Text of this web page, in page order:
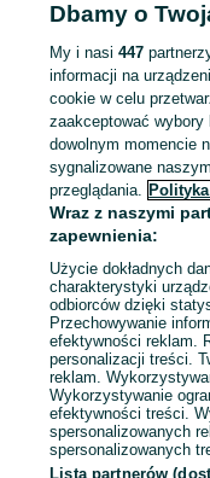
Strona główna Dom i Ogród
Komorniki
KATEGORIA
ID:1043042693
Zadzwoń /
Dbamy o
My i nasi447
informacji na
cookie w celu
zaakceptować
dowolnym momencie
sygnalizowane
przeglądania.
Wraz z naszymi
zapewnienia:
Użycie dokładnych
charakterystyki
odbiorców dzięki
Przechowywanie
efektywności reklam.
personalizacji treści.
reklam.
Wykorzystywanie
efektywności treści.
spersonalizowanych
spersonalizowanych
Lista partnerów